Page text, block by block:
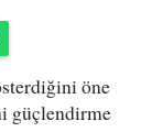
öne
güçlendirme